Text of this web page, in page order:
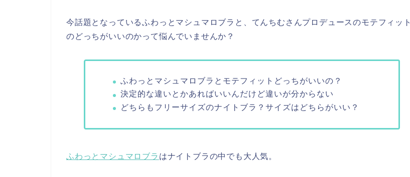
今話題となっているふわっとマシュマロブラと、てんちむさんプロデュースのモテフィット
のどっちがいいのかって悩んでいませんか？
ふわっとマシュマロブラとモテフィットどっちがいいの？
決定的な違いとかあればいいんだけど違いが分からない
どちらもフリーサイズのナイトブラ？サイズはどちらがいい？
ふわっとマシュマロブラ はナイトブラの中でも大人気。